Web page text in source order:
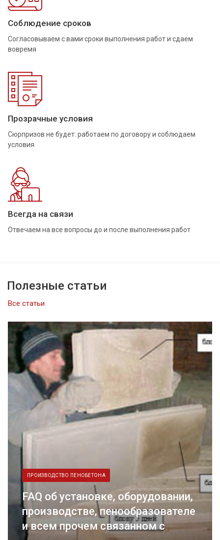
Соблюдение сроков
Согласовываем с вами сроки выполнения работ и сдаем
вовремя
Прозрачные условия
Сюрпризов не будет: работаем по договору и соблюдаем
условия
Всегда на связи
Отвечаем на все вопросы до и после выполнения работ
Все статьи
Полезные статьи
ПРОИЗВОДСТВО ПЕНОБЕТОНА
FAQ об установке, оборудовании,
производстве, пенообразователе
и всем прочем связанном с